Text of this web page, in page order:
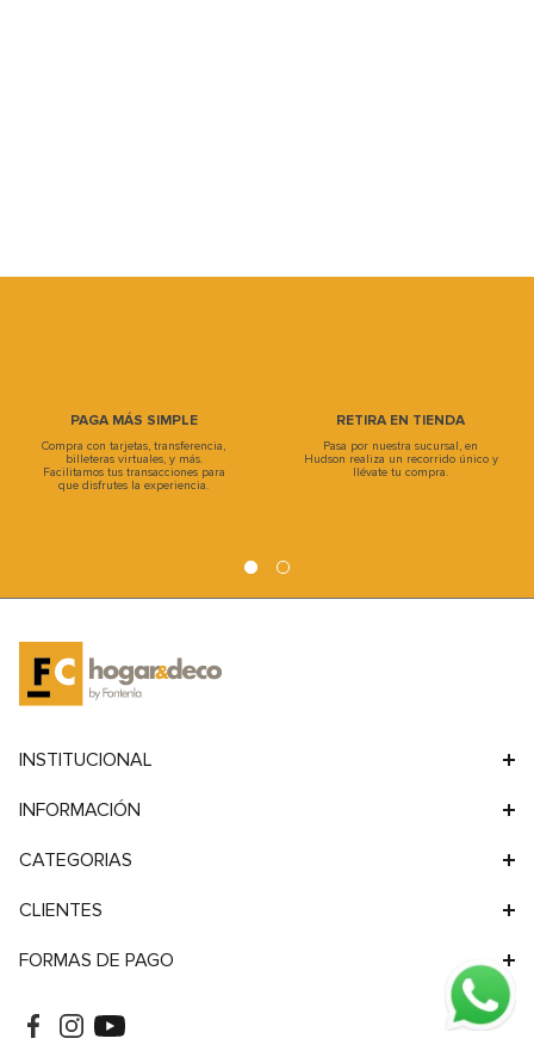
PAGA MÁS SIMPLE
Compra con tarjetas, transferencia,
billeteras virtuales, y más.
Facilitamos tus transacciones para
que disfrutes la experiencia.
RETIRA EN TIENDA
Pasa por nuestra sucursal, en
Hudson realiza un recorrido único y
llévate tu compra.
INSTITUCIONAL
INFORMACIÓN
CATEGORIAS
CLIENTES
FORMAS DE PAGO